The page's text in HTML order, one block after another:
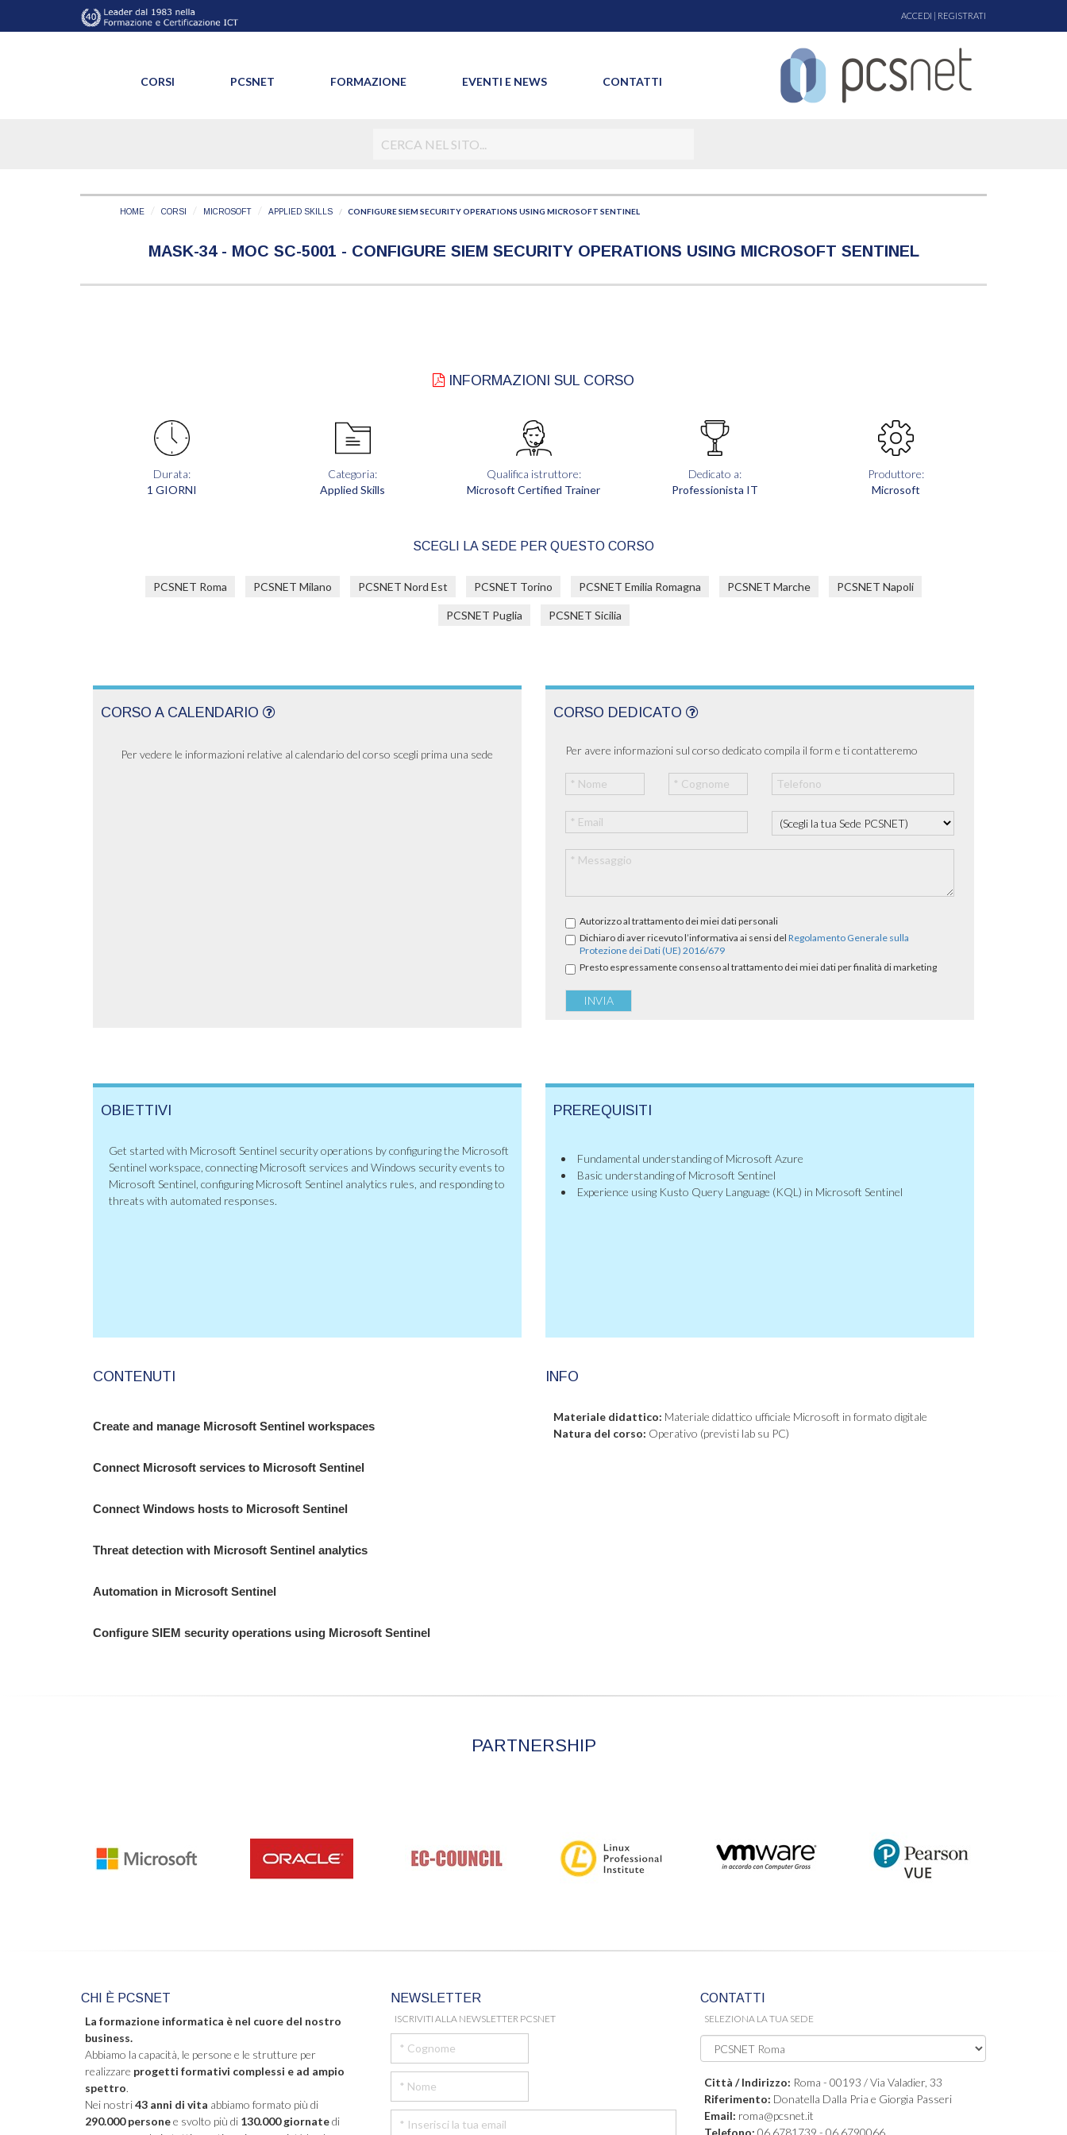
ACCEDI | REGISTRATI
CORSI PCSNET FORMAZIONE EVENTI E NEWS CONTATTI
HOME CORSI MICROSOFT APPLIED SKILLS CONFIGURE SIEM SECURITY OPERATIONS USING MICROSOFT SENTINEL
MASK-34 - MOC SC-5001 - CONFIGURE SIEM SECURITY OPERATIONS USING MICROSOFT SENTINEL
INFORMAZIONI SUL CORSO
Durata:
1 GIORNI
Categoria:
Applied Skills
Qualifica istruttore:
Microsoft Certified Trainer
Dedicato a:
Professionista IT
Produttore:
Microsoft
SCEGLI LA SEDE PER QUESTO CORSO
PCSNET Roma PCSNET Milano PCSNET Nord Est PCSNET Torino PCSNET Emilia Romagna PCSNET Marche PCSNET Napoli
PCSNET Puglia PCSNET Sicilia
CORSO A CALENDARIO
Per vedere le informazioni relative al calendario del corso scegli prima una sede
CORSO DEDICATO
Per avere informazioni sul corso dedicato compila il form e ti contatteremo
Autorizzo al trattamento dei miei dati personali
Dichiaro di aver ricevuto l’informativa ai sensi del Regolamento Generale sulla
Protezione dei Dati (UE) 2016/679
Presto espressamente consenso al trattamento dei miei dati per finalità di marketing
OBIETTIVI
Get started with Microsoft Sentinel security operations by configuring the Microsoft
Sentinel workspace, connecting Microsoft services and Windows security events to
Microsoft Sentinel, configuring Microsoft Sentinel analytics rules, and responding to
threats with automated responses.
PREREQUISITI
Fundamental understanding of Microsoft Azure
Basic understanding of Microsoft Sentinel
Experience using Kusto Query Language (KQL) in Microsoft Sentinel
CONTENUTI
Create and manage Microsoft Sentinel workspaces
Connect Microsoft services to Microsoft Sentinel
Connect Windows hosts to Microsoft Sentinel
Threat detection with Microsoft Sentinel analytics
Automation in Microsoft Sentinel
Configure SIEM security operations using Microsoft Sentinel
INFO
Materiale didattico: Materiale didattico ufficiale Microsoft in formato digitale
Natura del corso: Operativo (previsti lab su PC)
PARTNERSHIP
CHI È PCSNET
La formazione informatica è nel cuore del nostro
business.
Abbiamo la capacità, le persone e le strutture per
realizzare progetti formativi complessi e ad ampio
spettro.
Nei nostri43 anni di vita abbiamo formato più di
290.000 personee svolto più di 130.000 giornatedi
NEWSLETTER
ISCRIVITI ALLA NEWSLETTER PCSNET
CONTATTI
SELEZIONA LA TUA SEDE
Città / Indirizzo: Roma - 00193 / Via Valadier, 33
Riferimento: Donatella Dalla Pria e Giorgia Passeri
Email: roma@pcsnet.it
Telefono: 06 6781739 - 06 6790066